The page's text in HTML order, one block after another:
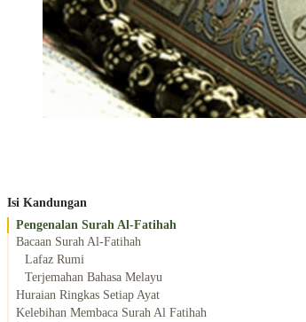
Isi Kandungan
Pengenalan Surah Al-Fatihah
Bacaan Surah Al-Fatihah
Lafaz Rumi
Terjemahan Bahasa Melayu
Huraian Ringkas Setiap Ayat
Kelebihan Membaca Surah Al Fatihah